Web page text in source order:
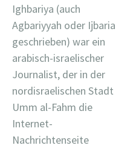
Ighbariya (auch
Agbariyyah oder Ijbaria
geschrieben) war ein
arabisch-israelischer
Journalist, der in der
nordisraelischen Stadt
Umm al-Fahm die
Internet-
Nachrichtenseite